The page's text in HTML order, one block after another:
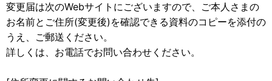
変更届は次のWebサイトにございますので、ご本人さまの
お名前とご住所(変更後)を確認できる資料のコピーを添付の
うえ、ご郵送ください。
詳しくは、お電話でお問い合わせください。